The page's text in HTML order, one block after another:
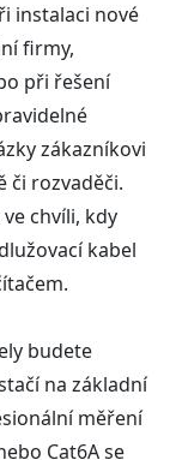
instalaci nové
firmy,
při řešení
zákazníkovi
či rozvaděči.
chvíli, kdy
kabel
budete
na základní
měření
Cat6A se